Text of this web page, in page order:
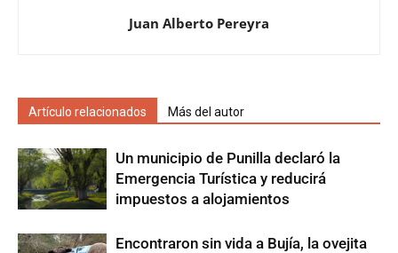
Juan Alberto Pereyra
Artículo relacionados Más del autor
Un municipio de Punilla declaró la
Emergencia Turística y reducirá
impuestos a alojamientos
Encontraron sin vida a Bujía, la ovejita